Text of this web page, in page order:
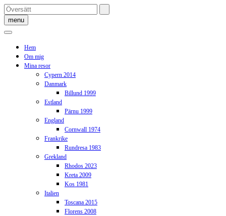
Skip
to
content
menu
Hem
Om mig
Mina resor
Cypern 2014
Danmark
Billund 1999
Estland
Pärnu 1999
England
Cornwall 1974
Frankrike
Rundresa 1983
Grekland
Rhodos 2023
Kreta 2009
Kos 1981
Italien
Toscana 2015
Florens 2008